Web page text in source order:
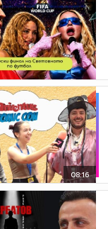
08:16